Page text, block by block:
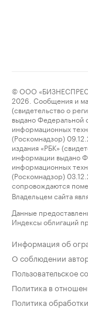
© ООО
2026. Сообщения и
(свидетельство о
выдано Федеральной
информационных
(Роскомнадзор)
издания «РБК»
информации выдано
информационных
(Роскомнадзор)
сопровождаются
Владельцем сайта
Данные
Индексы облигаций
Информация об
О соблюдении
Пользовательское
Политика в
Политика